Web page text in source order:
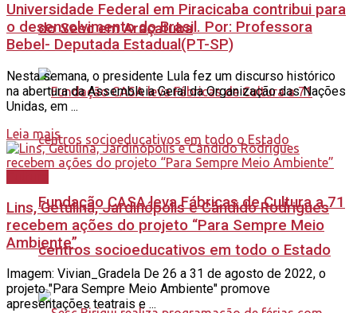
do Sesc em Araçatuba
Fundação CASA leva Fábricas de Cultura a 71
centros socioeducativos em todo o Estado
Universidade Federal em Piracicaba contribui para
o desenvolvimento do Brasil. Por: Professora
Bebel- Deputada Estadual(PT-SP)
Nesta semana, o presidente Lula fez um discurso histórico
na abertura da Assembleia Geral da Organização das Nações
Unidas, em ...
Leia mais
Lins, Getulina, Jardinópolis e Cândido Rodrigues
recebem ações do projeto “Para Sempre Meio
Ambiente”
Imagem: Vivian_Gradela De 26 a 31 de agosto de 2022, o
projeto "Para Sempre Meio Ambiente" promove
apresentações teatrais e ...